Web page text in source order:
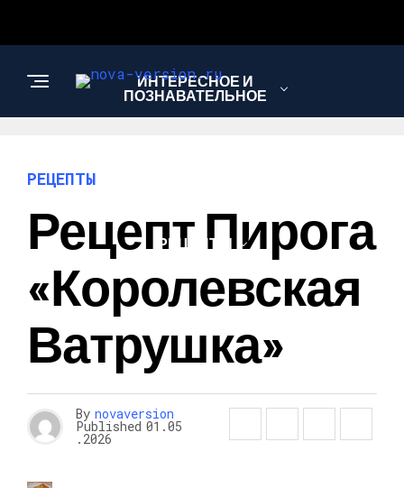
ИНТЕРЕСНОЕ И
ПОЗНАВАТЕЛЬНОЕ
РЕЦЕПТЫ
РЕЦЕПТЫ
Рецепт Пирога
«Королевская
Ватрушка»
By novaversion
Published 01.05
.2026